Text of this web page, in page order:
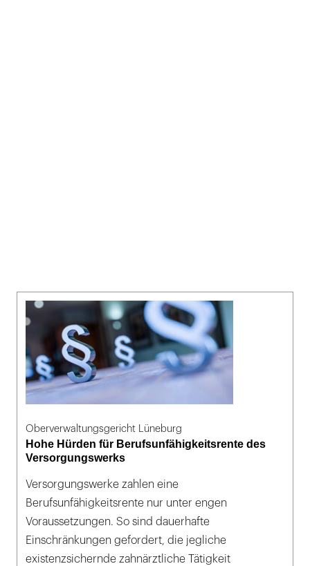
Oberverwaltungsgericht Lüneburg
Hohe Hürden für Berufsunfähigkeitsrente des
Versorgungswerks
Versorgungswerke zahlen eine
Berufsunfähigkeitsrente nur unter engen
Voraussetzungen. So sind dauerhafte
Einschränkungen gefordert, die jegliche
existenzsichernde zahnärztliche Tätigkeit